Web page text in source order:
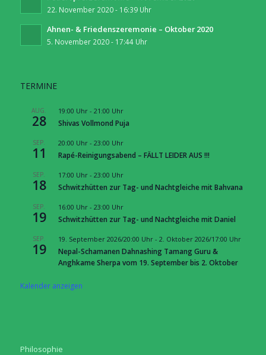
22. November 2020 - 16:39 Uhr
Ahnen- & Friedenszeremonie – Oktober 2020
5. November 2020 - 17:44 Uhr
TERMINE
AUG.
28
19:00 Uhr- 21:00 Uhr
Shivas Vollmond Puja
SEP.
11
20:00 Uhr- 23:00 Uhr
Rapé-Reinigungsabend – FÄLLT LEIDER AUS !!!
SEP.
18
17:00 Uhr- 23:00 Uhr
Schwitzhütten zur Tag- und Nachtgleiche mit Bahvana
SEP.
19
16:00 Uhr- 23:00 Uhr
Schwitzhütten zur Tag- und Nachtgleiche mit Daniel
SEP.
19
19. September 2026/20:00 Uhr- 2. Oktober 2026/17:00 Uhr
Nepal-Schamanen Dahnashing Tamang Guru &
Anghkame Sherpa vom 19. September bis 2. Oktober
Kalender anzeigen
Philosophie